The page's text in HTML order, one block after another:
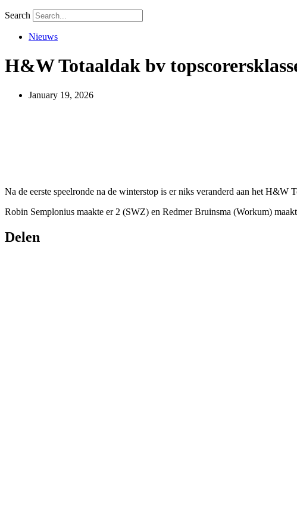
Search
Nieuws
H&W Totaaldak bv
January 19, 2026
Na de eerste speelronde na de winterstop is er niks veranderd aan het H&W
Robin Semplonius maakte er 2 (SWZ) en Redmer Bruinsma (Workum)
Delen